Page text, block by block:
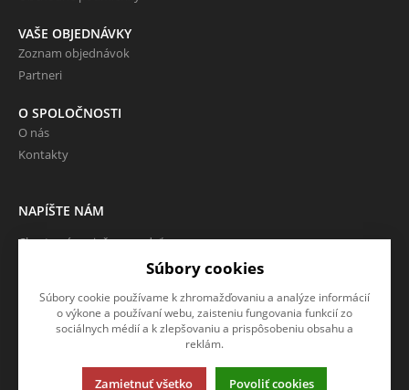
VAŠE OBJEDNÁVKY
Zoznam objednávok
Partneri
O SPOLOČNOSTI
O nás
Kontakty
NAPÍŠTE NÁM
Chcete nám niečo povedať o
shope? Neváhajte napísať.
CHCEM NAPÍSAŤ SPRÁVU
Súbory cookies
Súbory cookie používame k zhromažďovaniu a analýze informácií
o výkone a používaní webu, zaisteniu fungovania funkcií zo
sociálnych médií a k zlepšovaniu a prispôsobeniu obsahu a
reklám.
Zamietnuť všetko Povoliť cookies